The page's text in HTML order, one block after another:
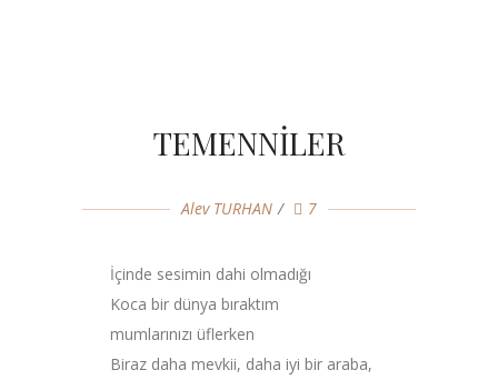
TEMENNİLER
Alev TURHAN 7
İçinde sesimin dahi olmadığı
Koca bir dünya bıraktım
mumlarınızı üflerken
Biraz daha mevkii, daha iyi bir araba,